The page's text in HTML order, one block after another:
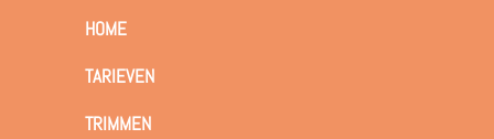
HOME
TARIEVEN
TRIMMEN